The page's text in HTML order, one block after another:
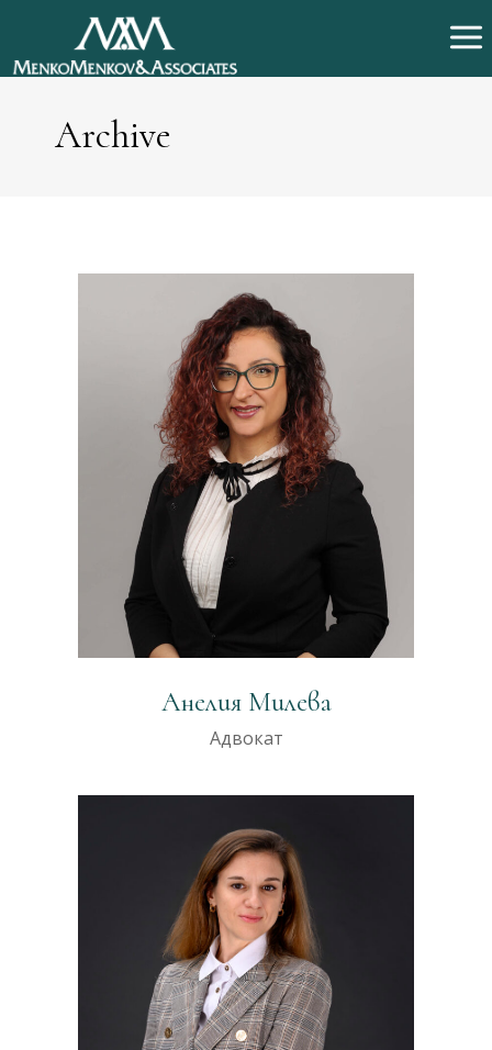
Archive
Анелия Милева
Адвокат